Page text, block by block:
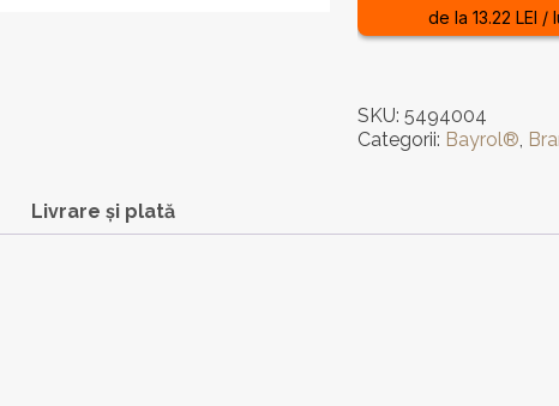
-
Professional
BAYROL
de la 13.22 LEI /
SKU: 5494004
Categorii: Bayrol®
Livrare și plată